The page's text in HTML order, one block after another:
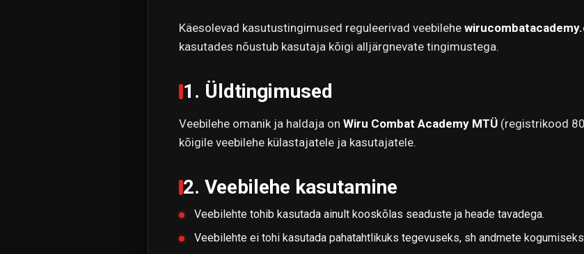
Käesolevad kasutustingimused reguleerivad veebilehe
kasutades nõustub kasutaja kõigi alljärgnevate tingimustega.
1. Üldtingimused
Veebilehe omanik ja haldaja on Wiru Combat Academy MTÜ (registrikood
kõigile veebilehe külastajatele ja kasutajatele.
2. Veebilehe kasutamine
Veebilehte tohib kasutada ainult kooskõlas seaduste ja heade tavadega.
Veebilehte ei tohi kasutada pahatahtlikuks tegevuseks, sh andmete